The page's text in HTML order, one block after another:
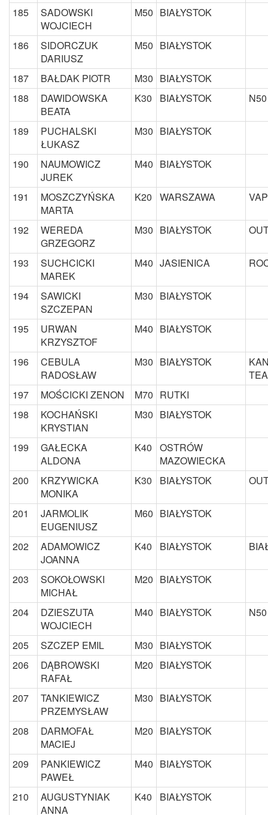
185
SADOWSKI
WOJCIECH
M50 BIAŁYSTOK
186
SIDORCZUK
DARIUSZ
M50 BIAŁYSTOK
187 BAŁDAK PIOTR M30 BIAŁYSTOK
188
DAWIDOWSKA
BEATA
K30 BIAŁYSTOK N50
189
PUCHALSKI
ŁUKASZ
M30 BIAŁYSTOK
190
NAUMOWICZ
JUREK
M40 BIAŁYSTOK
191
MOSZCZYŃSKA
MARTA
K20 WARSZAWA
192
WEREDA
GRZEGORZ
M30 BIAŁYSTOK
193
SUCHCICKI
MAREK
M40 JASIENICA
194
SAWICKI
SZCZEPAN
M30 BIAŁYSTOK
195
URWAN
KRZYSZTOF
M40 BIAŁYSTOK
196
CEBULA
RADOSŁAW
M30 BIAŁYSTOK
197
MOŚCICKI ZENON M70 RUTKI
198
KOCHAŃSKI
KRYSTIAN
M30 BIAŁYSTOK
199
GAŁECKA
ALDONA
K40
OSTRÓW
MAZOWIECKA
200
KRZYWICKA
MONIKA
K30 BIAŁYSTOK
201
JARMOLIK
EUGENIUSZ
M60 BIAŁYSTOK
202
ADAMOWICZ
JOANNA
K40 BIAŁYSTOK
203
SOKOŁOWSKI
MICHAŁ
M20 BIAŁYSTOK
204
DZIESZUTA
WOJCIECH
M40 BIAŁYSTOK N50
205 SZCZEP EMIL M30 BIAŁYSTOK
206
DĄBROWSKI
RAFAŁ
M20 BIAŁYSTOK
207
TANKIEWICZ
PRZEMYSŁAW
M30 BIAŁYSTOK
208
DARMOFAŁ
MACIEJ
M20 BIAŁYSTOK
209
PANKIEWICZ
PAWEŁ
M40 BIAŁYSTOK
210
AUGUSTYNIAK
ANNA
K40 BIAŁYSTOK